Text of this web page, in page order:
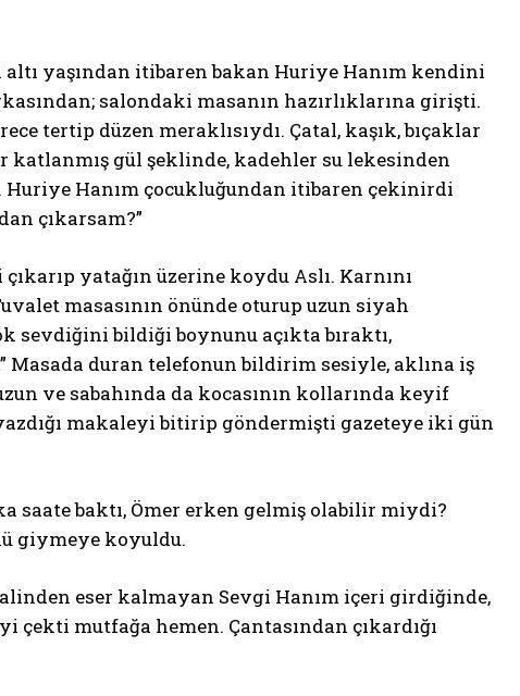
altı yaşından itibaren bakan Huriye Hanım kendini
salondaki masanın hazırlıklarına girişti.
tertip düzen meraklısıydı. Çatal, kaşık, bıçaklar
gül şeklinde, kadehler su lekesinden
Huriye Hanım çocukluğundan itibaren çekinirdi
çıkarsam?”
yatağın üzerine koydu Aslı. Karnını
masasının önünde oturup uzun siyah
sevdiğini bildiği boynunu açıkta bıraktı,
Masada duran telefonun bildirim sesiyle, aklına iş
ve sabahında da kocasının kollarında keyif
makaleyi bitirip göndermişti gazeteye iki gün
saate baktı, Ömer erken gelmiş olabilir miydi?
giymeye koyuldu.
eser kalmayan Sevgi Hanım içeri girdiğinde,
çekti mutfağa hemen. Çantasından çıkardığı